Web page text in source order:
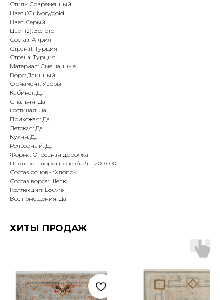
Стиль: Современный
Цвет (1C): ivory/gold
Цвет: Серый
Цвет (2): Золото
Состав: Акрил
Страна1: Турция
Страна: Турция
Материал: Смешанные
Ворс: Длинный
Орнамент: Узоры
Кабинет: Да
Спальня: Да
Гостиная: Да
Прихожая: Да
Детская: Да
Кухня: Да
Рельефный: Да
Форма: Отрезная дорожка
Плотность ворса (точек/м2): 1 200 000
Состав основы: Хлопок
Состав ворса: Шелк
Коллекция: Louvre
Все помещения: Да
ХИТЫ ПРОДАЖ